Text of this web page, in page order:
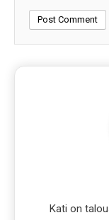
Kati on